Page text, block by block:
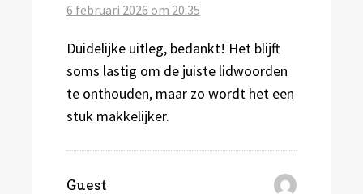
6 februari 2026 om 20:35
Duidelijke uitleg, bedankt! Het blijft
soms lastig om de juiste lidwoorden
te onthouden, maar zo wordt het een
stuk makkelijker.
Guest